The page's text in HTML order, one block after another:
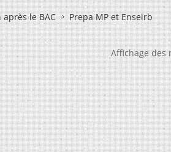
le BAC Prepa MP et Enseirb
Affichage des